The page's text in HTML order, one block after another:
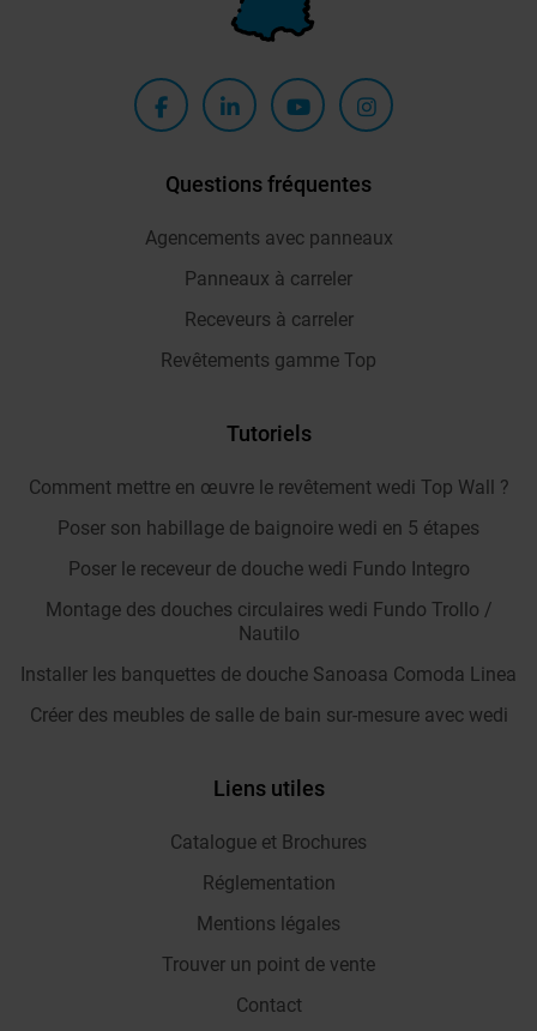
Questions fréquentes
Agencements avec panneaux
Panneaux à carreler
Receveurs à carreler
Revêtements gamme Top
Tutoriels
Comment mettre en œuvre le revêtement wedi Top Wall ?
Poser son habillage de baignoire wedi en 5 étapes
Poser le receveur de douche wedi Fundo Integro
Montage des douches circulaires wedi Fundo Trollo /
Nautilo
Installer les banquettes de douche Sanoasa Comoda Linea
Créer des meubles de salle de bain sur-mesure avec wedi
Liens utiles
Catalogue et Brochures
Réglementation
Mentions légales
Trouver un point de vente
Contact